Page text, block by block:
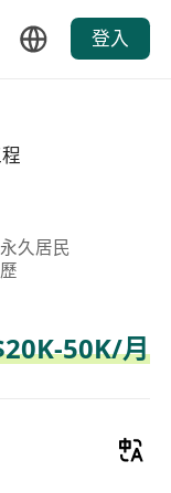
登入
久居民
50K/月